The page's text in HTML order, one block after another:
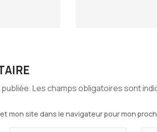
Les champs obligatoires sont
mon site dans le navigateur pour mon